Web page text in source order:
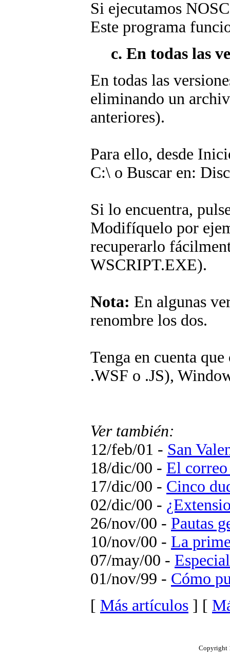
Si ejecutamos
Este programa
c. En todas las
En todas las
eliminando un
anteriores).
Para ello, desde
C:\ o Buscar en:
Si lo encuentra,
Modifíquelo por
recuperarlo
WSCRIPT.EXE).
Nota: En algunas
renombre los dos.
Tenga en cuenta
.WSF o .JS),
Ver también:
12/feb/01 - San
18/dic/00 - El
17/dic/00 - Cinco
02/dic/00 -
26/nov/00 - Pautas
10/nov/00 - La
07/may/00 -
01/nov/99 - Cómo
[ Más artículos ] [
Copyright